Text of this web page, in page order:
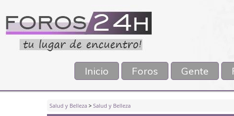
Inicio Foros Gente
Salud y Belleza > Salud y Belleza